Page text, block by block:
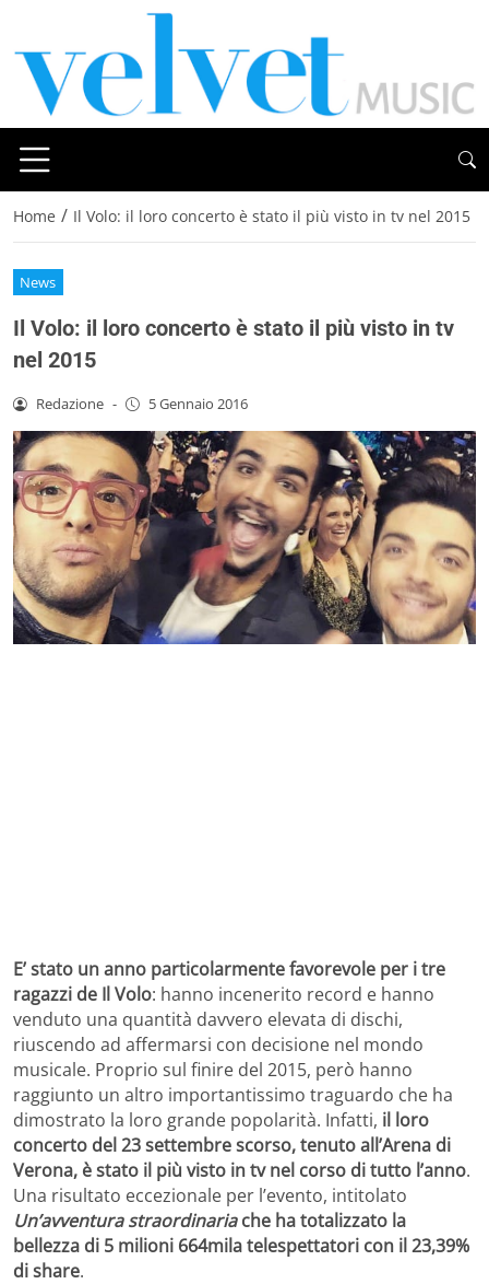
Home / Il Volo: il loro concerto è stato il più visto in tv nel 2015
News
Il Volo: il loro concerto è stato il più visto in tv
nel 2015
Redazione - 5 Gennaio 2016
E’ stato un anno particolarmente favorevole per i tre
ragazzi de Il Volo: hanno incenerito record e hanno
venduto una quantità davvero elevata di dischi,
riuscendo ad affermarsi con decisione nel mondo
musicale. Proprio sul finire del 2015, però hanno
raggiunto un altro importantissimo traguardo che ha
dimostrato la loro grande popolarità. Infatti, il loro
concerto del 23 settembre scorso, tenuto all’Arena di
Verona, è stato il più visto in tv nel corso di tutto l’anno.
Una risultato eccezionale per l’evento, intitolato
Un’avventura straordinaria che ha totalizzato la
bellezza di 5 milioni 664mila telespettatori con il 23,39%
di share.